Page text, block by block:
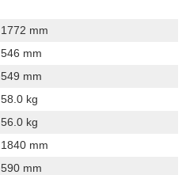
1772 mm
546 mm
549 mm
58.0 kg
56.0 kg
1840 mm
590 mm